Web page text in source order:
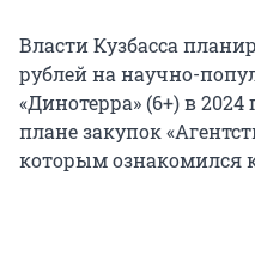
Власти Кузбасса
рублей на научно-
«Динотерра» (6+) в 2024
плане закупок
которым ознакомился